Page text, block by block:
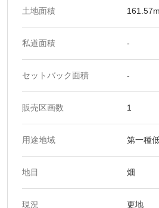
土地面積
私道面積 -
セットバック面積 -
販売区画数 1
用途地域 第一種
地目 畑
現況 更地